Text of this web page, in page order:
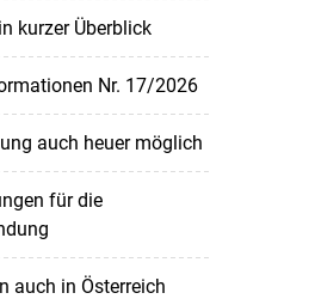
kurzer Überblick
Nr. 17/2026
auch heuer möglich
für die
auch in Österreich